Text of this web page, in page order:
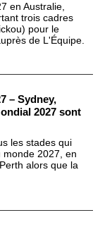
en Australie,
trois cadres
pour le
de L'Équipe.
– Sydney,
2027 sont
les stades qui
2027, en
alors que la